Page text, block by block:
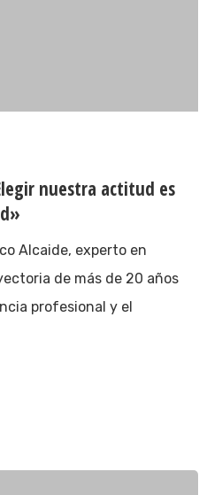
nuestra actitud es
Alcaide, experto en
de más de 20 años
profesional y el